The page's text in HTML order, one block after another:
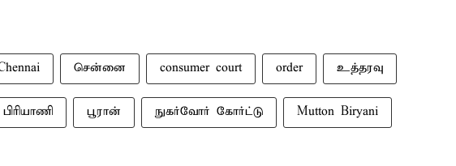
சென்னை consumer court order உத்தரவு
பூரான் நுகர்வோர் கோர்ட்டு Mutton Biryani